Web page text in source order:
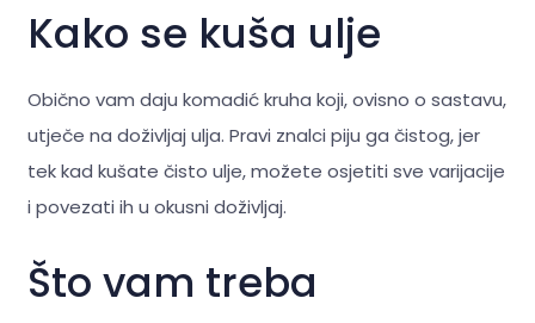
Kako se kuša ulje
Obično vam daju komadić kruha koji, ovisno o sastavu,
utječe na doživljaj ulja. Pravi znalci piju ga čistog, jer
tek kad kušate čisto ulje, možete osjetiti sve varijacije
i povezati ih u okusni doživljaj.
Što vam treba